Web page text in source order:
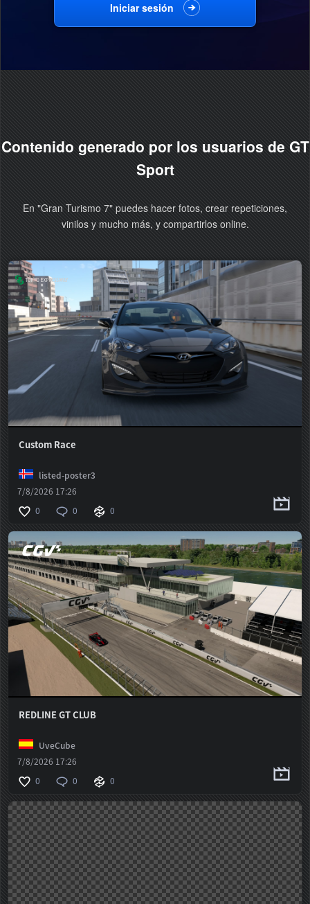
Iniciar sesión
Contenido generado por los usuarios de GT
Sport
En "Gran Turismo 7" puedes hacer fotos, crear repeticiones,
vinilos y mucho más, y compartirlos online.
Custom Race
listed-poster3
7/8/2026 17:26
0
0 0
REDLINE GT CLUB
UveCube
7/8/2026 17:26
0
0 0